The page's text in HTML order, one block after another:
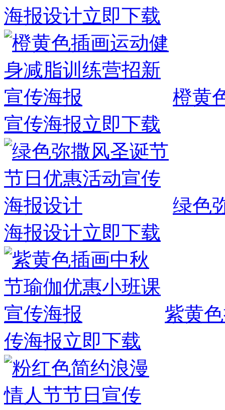
海报设计立即下载
橙黄
宣传海报立即下载
绿色
海报设计立即下载
紫黄
传海报立即下载